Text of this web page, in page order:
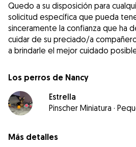
Quedo a su disposición para
solicitud específica que pueda
sinceramente la confianza que ha
cuidar de su preciado/a
a brindarle el mejor cuidado
Los perros de Nancy
Estrella
Pinscher Miniatura ·
Más detalles